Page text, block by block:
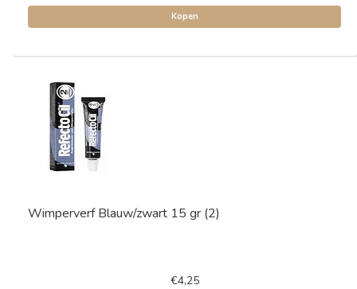
Kopen
Wimperverf Blauw/zwart 15 gr (2)
€4,25